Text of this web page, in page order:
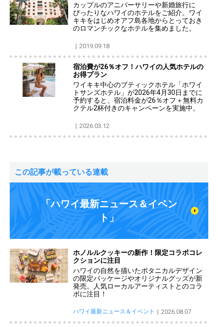
カップルのアニバーサリーや新婚旅行に
ぴったりなハワイのホテルをご紹介。ワイ
キキをはじめオアフ島各地からとっておき
のロマンチックなホテルを集めました。
2019.09.18
宿泊費が26％オフ！ハワイの人気ホテルの
お得プラン
ワイキキ中心のブティックホテル「ホワイ
トサンズホテル」が2026年4月30日までに
予約すると、宿泊料金が26％オフ＋無料カ
クテル2杯付きのキャンペーンを実施中。
2026.03.12
この記事が載っている連載
「ハワイ最新ニュース＆イベン
ト」
ホノルルクッキーの新作！限定コラボコレ
クションに注目
ハワイの自然を描いたボタニカルデザイン
の限定パッケージやオリジナルグッズが新
発売。人気ローカルアーティストとのコラ
ボに注目！
ハワイ最新ニュース＆イベント 2026.08.07